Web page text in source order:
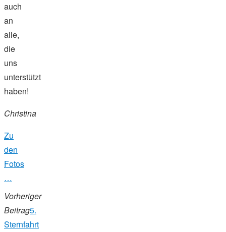
auch
an
alle,
die
uns
unterstützt
haben!
Christina
Zu
den
Fotos
…
Vorheriger
Beitrag5.
Sternfahrt